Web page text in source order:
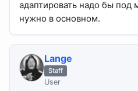
адаптировать надо бы под
нужно в основном.
Lange
Staff
User